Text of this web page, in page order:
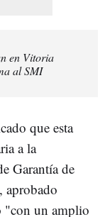
en Vitoria
al SMI
que esta
a la
Garantía de
aprobado
"con un amplio